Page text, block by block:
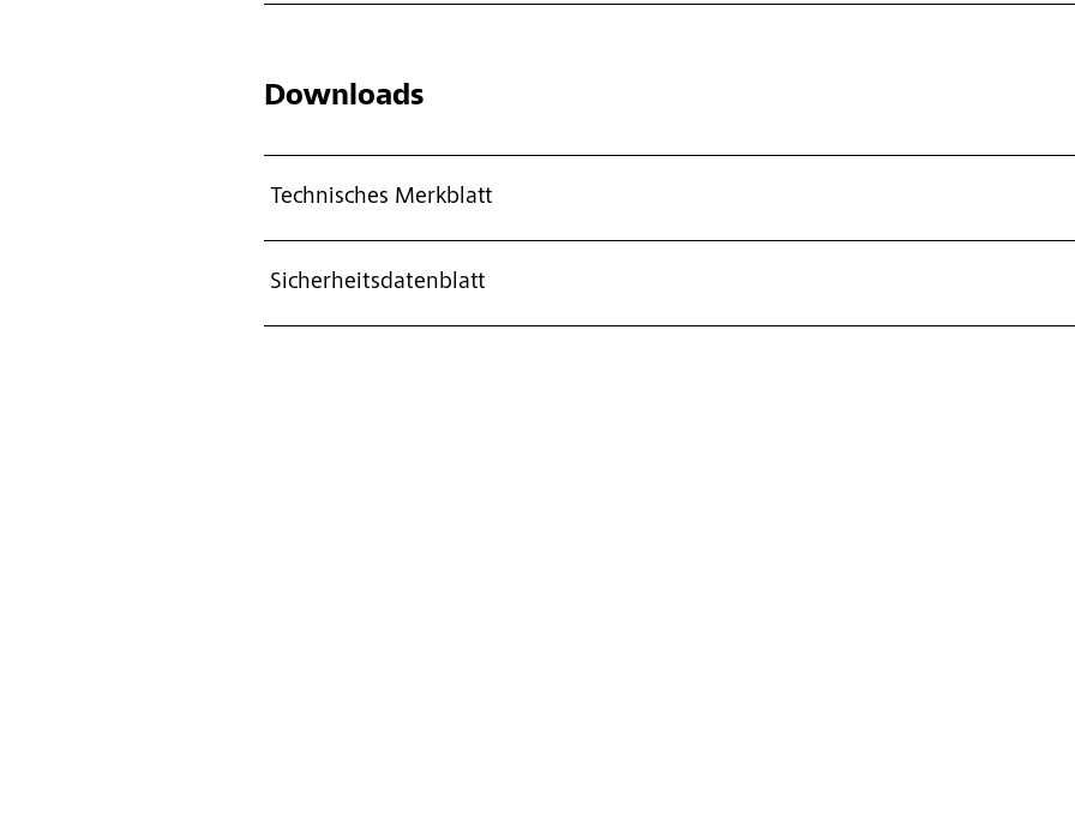
Downloads
Technisches Merkblatt
Sicherheitsdatenblatt